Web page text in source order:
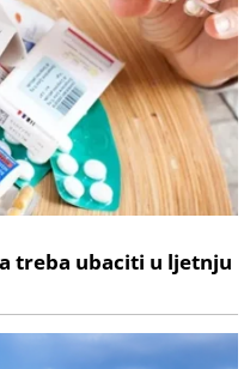
treba ubaciti u ljetnju